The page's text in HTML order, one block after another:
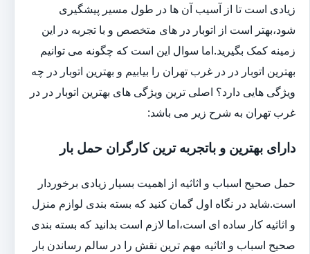
زیادی است تا از آسیب آن ها در طول مسیر پیشگیری
شود،بهتر است از اتوبار در های متخصص و با تجربه در این
زمینه کمک بگیرید.اما سوال این است که چگونه می توانیم
بهترین اتوبار در در غرب تهران را بیابیم و بهترین اتوبار در چه
ویژگی هایی دارد؟ اصلی ترین ویژگی های بهترین اتوبار در در
غرب تهران به شرح زیر می باشد:
دارای بهترین و باتجربه ترین کارگران حمل بار
حمل صحیح اسباب و اثاثیه از اهمیت بسیار زیادی برخوردار
است.شاید در نگاه اول گمان کنید که بسته بندی لوازم منزل
و اثاثیه کار ساده ای است،اما لازم است بدانید که بسته بندی
صحیح اسباب و اثاثیه مهم ترین نقش را در سالم رساندن بار